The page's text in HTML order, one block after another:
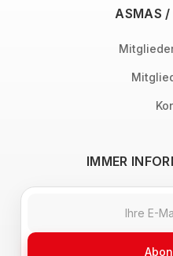
ASMAS /
IMMER